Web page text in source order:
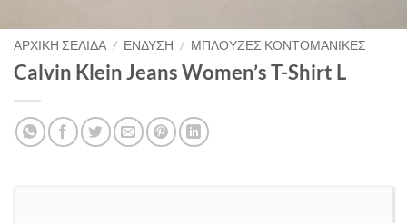
ΑΡΧΙΚΉ ΣΕΛΊΔΑ / ΈΝΔΥΣΗ / ΜΠΛΟΎΖΕΣ ΚΟΝΤΟΜΆΝΙΚΕΣ
Calvin Klein Jeans Women’s T-Shirt L